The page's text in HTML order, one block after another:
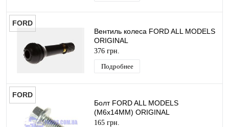
FORD
Вентиль колеса FORD ALL MODELS
ORIGINAL
376 грн.
Подробнее
FORD
Болт FORD ALL MODELS
(M6х14MM) ORIGINAL
165 грн.